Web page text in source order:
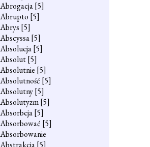
Abrogacja[5]
Abrupto [5]
Abrys [5]
Abscyssa[5]
Absolucja[5]
Absolut[5]
Absolutnie [5]
Absolutność [5]
Absolutny[5]
Absolutyzm[5]
Absorbcja[5]
Absorbować [5]
Absorbowanie
Abstrakcja[5]